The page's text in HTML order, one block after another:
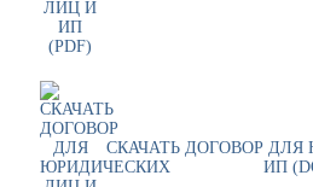
СКАЧАТЬ ДОГОВОР
ИП